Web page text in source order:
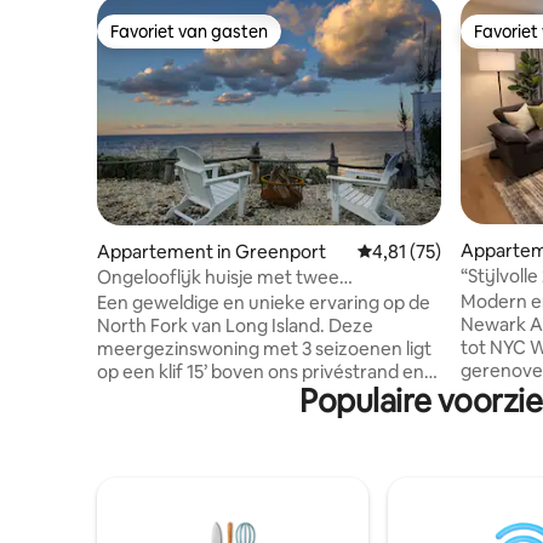
Favoriet van gasten
Favoriet van gasten
Appartement in Greenport Gemiddelde
4,81 (75)
Ongelooflijk huisje met twee
slaapkamers aan het water!
Een geweldige en unieke ervaring op de
North Fork van Long Island. Deze
meergezinswoning met 3 seizoenen ligt
op een klif 15’ boven ons privéstrand en
biedt een panoramisch uitzicht op de LI
Sound. Geweldig uitzicht op de
cocktails in de avond. Volledige keuken,
“Stijlvolle
Dichtbij
Modern
Newark
tot NYC Welkom in je prachtig
enkele
Populaire